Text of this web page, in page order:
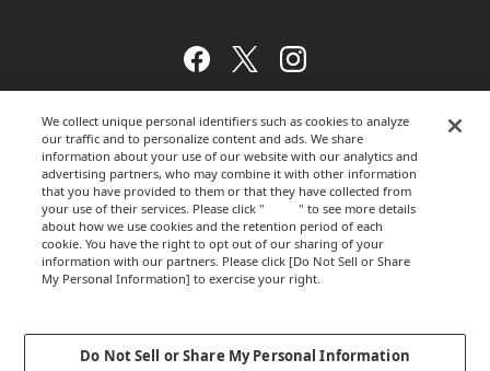
Facebook
TwitterInstagram
ウェブサイトのご利用について
プライバシーポリシー
We collect unique personal identifiers such as cookies to analyze
our traffic and to personalize content and ads. We share
information about your use of our website with our analytics and
advertising partners, who may combine it with other information
that you have provided to them or that they have collected from
your use of their services. Please click "
here" to see more details
about how we use cookies and the retention period of each
cookie. You have the right to opt out of our sharing of your
information with our partners. Please click [Do Not Sell or Share
My Personal Information] to exercise your right.
Do Not Sell or Share My Personal Information